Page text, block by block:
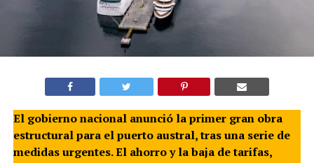
El gobierno nacional anunció la primer gran obra
estructural para el puerto austral, tras una serie de
medidas urgentes. El ahorro y la baja de tarifas,